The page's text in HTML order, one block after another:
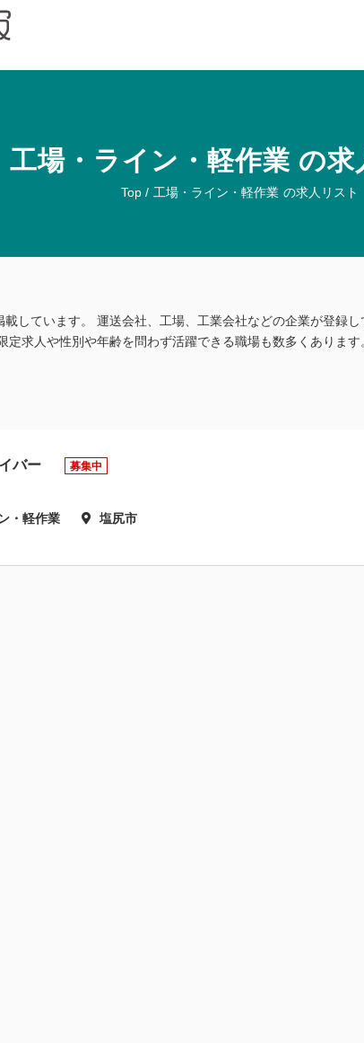
工場・ライン・軽作業 の求
Top / 工場・ライン・軽作業 の求人リスト
しています。 運送会社、工場、工業会社などの企業が登録
定求人や性別や年齢を問わず活躍できる職場も数多くありま
バー 募集中
・軽作業 塩尻市